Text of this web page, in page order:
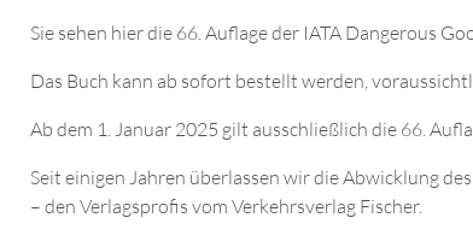
Sie sehen hier die 66. Auflage der IATA Dangerous
Das Buch kann ab sofort bestellt werden,
Ab dem 1. Januar 2025 gilt ausschließlich die 66.
Seit einigen Jahren überlassen wir die Abwicklung
– den Verlagsprofis vom Verkehrsverlag Fischer.